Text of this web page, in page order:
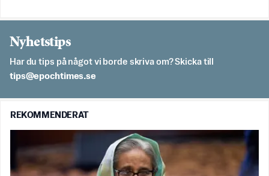
Nyhetstips
Har du tips på något vi borde skriva om? Skicka till
es.semithcope@spit
REKOMMENDERAT